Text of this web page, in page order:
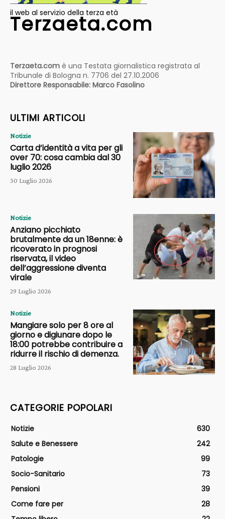
il web al servizio della terza età
Terzaeta.com
Terzaeta.com è una Testata giornalistica registrata al
Tribunale di Bologna n. 7706 del 27.10.2006
Direttore Responsabile: Marco Fasolino
ULTIMI ARTICOLI
Notizie
Carta d’identità a vita per gli
over 70: cosa cambia dal 30
luglio 2026
30 Luglio 2026
Notizie
Anziano picchiato
brutalmente da un 18enne: è
ricoverato in prognosi
riservata, il video
dell’aggressione diventa
virale
29 Luglio 2026
Notizie
Mangiare solo per 8 ore al
giorno e digiunare dopo le
18:00 potrebbe contribuire a
ridurre il rischio di demenza.
28 Luglio 2026
CATEGORIE POPOLARI
Notizie
630
Salute e Benessere
242
Patologie
99
Socio-Sanitario
73
Pensioni
39
Come fare per
28